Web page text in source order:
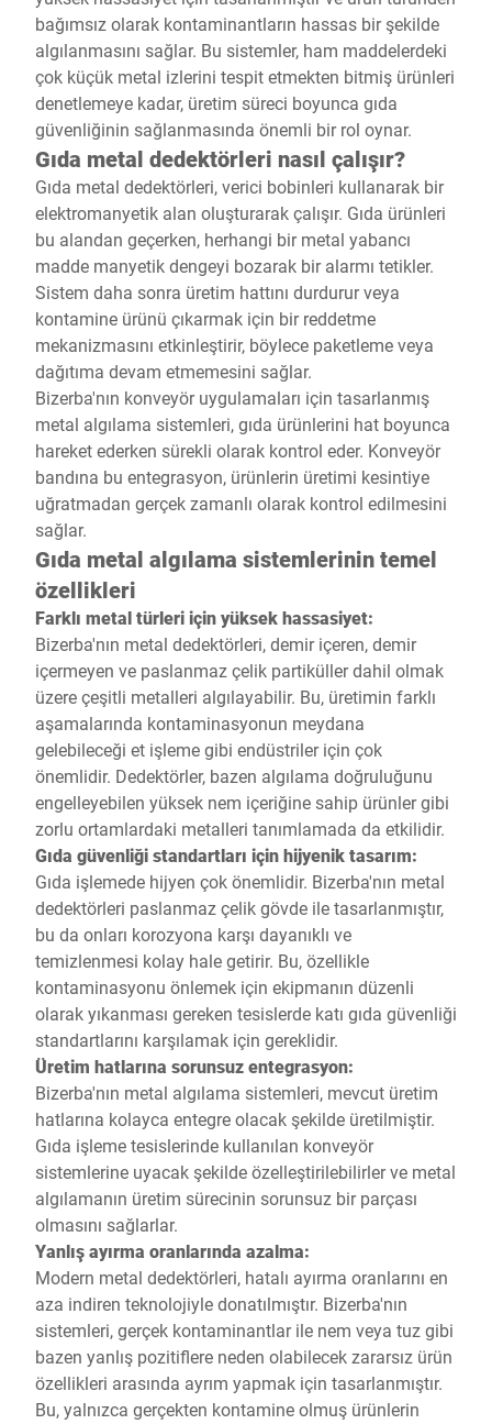
bağımsız olarak kontaminantların hassas bir şekilde
algılanmasını sağlar. Bu sistemler, ham maddelerdeki
çok küçük metal izlerini tespit etmekten bitmiş ürünleri
denetlemeye kadar, üretim süreci boyunca gıda
güvenliğinin sağlanmasında önemli bir rol oynar.
Gıda metal dedektörleri nasıl çalışır?
Gıda metal dedektörleri, verici bobinleri kullanarak bir
elektromanyetik alan oluşturarak çalışır. Gıda ürünleri
bu alandan geçerken, herhangi bir metal yabancı
madde manyetik dengeyi bozarak bir alarmı tetikler.
Sistem daha sonra üretim hattını durdurur veya
kontamine ürünü çıkarmak için bir reddetme
mekanizmasını etkinleştirir, böylece paketleme veya
dağıtıma devam etmemesini sağlar.
Bizerba'nın konveyör uygulamaları için tasarlanmış
metal algılama sistemleri, gıda ürünlerini hat boyunca
hareket ederken sürekli olarak kontrol eder. Konveyör
bandına bu entegrasyon, ürünlerin üretimi kesintiye
uğratmadan gerçek zamanlı olarak kontrol edilmesini
sağlar.
Gıda metal algılama sistemlerinin temel
özellikleri
Farklı metal türleri için yüksek hassasiyet:
Bizerba'nın metal dedektörleri, demir içeren, demir
içermeyen ve paslanmaz çelik partiküller dahil olmak
üzere çeşitli metalleri algılayabilir. Bu, üretimin farklı
aşamalarında kontaminasyonun meydana
gelebileceği et işleme gibi endüstriler için çok
önemlidir. Dedektörler, bazen algılama doğruluğunu
engelleyebilen yüksek nem içeriğine sahip ürünler gibi
zorlu ortamlardaki metalleri tanımlamada da etkilidir.
Gıda güvenliği standartları için hijyenik tasarım:
Gıda işlemede hijyen çok önemlidir. Bizerba'nın metal
dedektörleri paslanmaz çelik gövde ile tasarlanmıştır,
bu da onları korozyona karşı dayanıklı ve
temizlenmesi kolay hale getirir. Bu, özellikle
kontaminasyonu önlemek için ekipmanın düzenli
olarak yıkanması gereken tesislerde katı gıda güvenliği
standartlarını karşılamak için gereklidir.
Üretim hatlarına sorunsuz entegrasyon:
Bizerba'nın metal algılama sistemleri, mevcut üretim
hatlarına kolayca entegre olacak şekilde üretilmiştir.
Gıda işleme tesislerinde kullanılan konveyör
sistemlerine uyacak şekilde özelleştirilebilirler ve metal
algılamanın üretim sürecinin sorunsuz bir parçası
olmasını sağlarlar.
Yanlış ayırma oranlarında azalma:
Modern metal dedektörleri, hatalı ayırma oranlarını en
aza indiren teknolojiyle donatılmıştır. Bizerba'nın
sistemleri, gerçek kontaminantlar ile nem veya tuz gibi
bazen yanlış pozitiflere neden olabilecek zararsız ürün
özellikleri arasında ayrım yapmak için tasarlanmıştır.
Bu, yalnızca gerçekten kontamine olmuş ürünlerin